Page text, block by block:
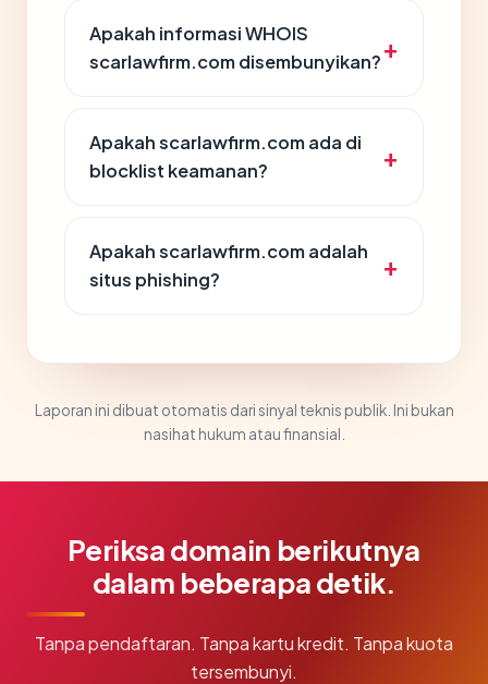
Apakah informasi WHOIS
scarlawfirm.com disembunyikan?
Apakah scarlawfirm.com ada di
blocklist keamanan?
Apakah scarlawfirm.com adalah
situs phishing?
Laporan ini dibuat otomatis dari sinyal teknis publik. Ini bukan
nasihat hukum atau finansial.
Periksa domain berikutnya
dalam beberapa detik.
Tanpa pendaftaran. Tanpa kartu kredit. Tanpa kuota
tersembunyi.